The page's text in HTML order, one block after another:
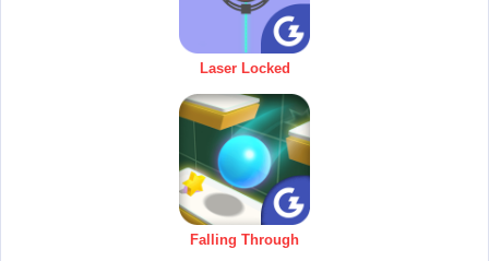
Laser Locked
Falling Through